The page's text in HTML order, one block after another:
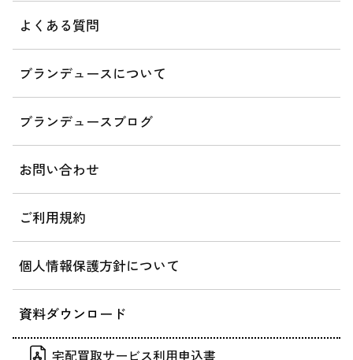
よくある質問
ブランデュースについて
ブランデュースブログ
お問い合わせ
ご利用規約
個人情報保護方針について
資料ダウンロード
宅配買取サービス利用申込書